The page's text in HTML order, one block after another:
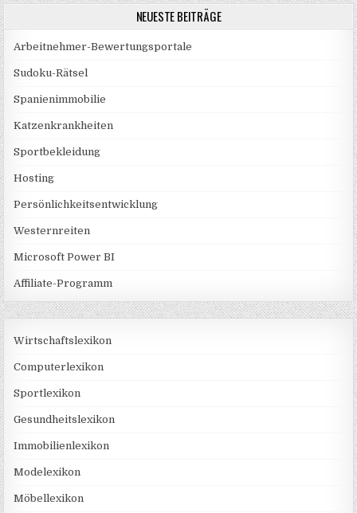
NEUESTE BEITRÄGE
Arbeitnehmer-Bewertungsportale
Sudoku-Rätsel
Spanienimmobilie
Katzenkrankheiten
Sportbekleidung
Hosting
Persönlichkeitsentwicklung
Westernreiten
Microsoft Power BI
Affiliate-Programm
Wirtschaftslexikon
Computerlexikon
Sportlexikon
Gesundheitslexikon
Immobilienlexikon
Modelexikon
Möbellexikon